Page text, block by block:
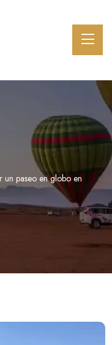
paseo en globo en